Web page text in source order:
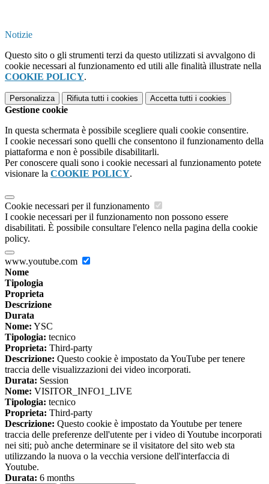
Notizie
Questo sito o gli strumenti terzi da questo utilizzati si avvalgono di
cookie necessari al funzionamento ed utili alle finalità illustrate nella
COOKIE POLICY.
Personalizza Rifiuta tutti i cookies Accetta tutti i cookies
Gestione cookie
In questa schermata è possibile scegliere quali cookie consentire.
I cookie necessari sono quelli che consentono il funzionamento della
piattaforma e non è possibile disabilitarli.
Per conoscere quali sono i cookie necessari al funzionamento potete
visionare la COOKIE POLICY.
Cookie necessari per il funzionamento
I cookie necessari per il funzionamento non possono essere
disabilitati. È possibile consultare l'elenco nella pagina della cookie
policy.
www.youtube.com
Nome
Tipologia
Proprieta
Descrizione
Durata
Nome: YSC
Tipologia: tecnico
Proprieta: Third-party
Descrizione: Questo cookie è impostato da YouTube per tenere
traccia delle visualizzazioni dei video incorporati.
Durata: Session
Nome: VISITOR_INFO1_LIVE
Tipologia: tecnico
Proprieta: Third-party
Descrizione: Questo cookie è impostato da Youtube per tenere
traccia delle preferenze dell'utente per i video di Youtube incorporati
nei siti; può anche determinare se il visitatore del sito web sta
utilizzando la nuova o la vecchia versione dell'interfaccia di
Youtube.
Durata: 6 months